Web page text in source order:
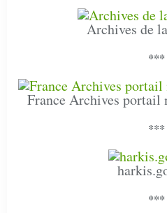
Archives de
***
France Archives portail
***
***